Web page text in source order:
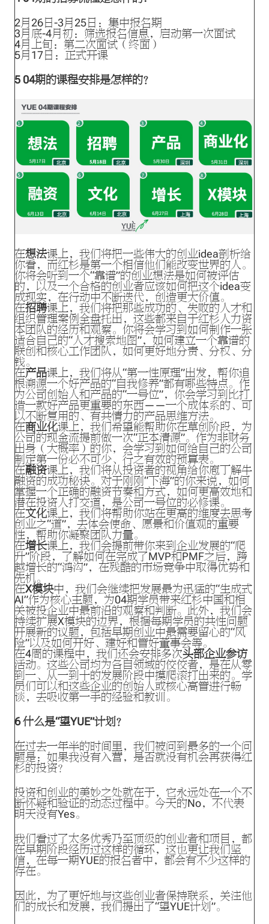
2月26日-3月25日：集中报名期
3月底-4月初：筛选报名信息，启动第一次面试
4月上旬：第二次面试（终面）
5月17日：正式开课
5 04期的课程安排是怎样的？
在想法课上，我们将把一些伟大的创业idea剖析给
你看，而红杉是第一个相信他们能改变世界的人。
你将会听到一个“靠谱”的创业想法是如何被评估
的，以及一个合格的创业者应该如何把这个idea变
成现实，在行动中不断迭代，创造更大价值。
在招聘课上，我们将把那些成功的、失败的人才和
组织管理案例全盘托出，这些都来自于红杉人力资
本团队的经历和观察。你将会学习到如何制作一张
适合自己的“人才搜索地图”，如何建立一个靠谱的
联创和核心工作团队，如何更好地分责、分权、分
钱。
在产品课上，我们将从“第一性原理”出发，帮你追
根溯源一个好产品的“自我修养”都有哪些特点。作
为公司创始人和产品的“一号位”，你会学习到比打
造一款好产品更重要的东西——一个成体系的、可
以不断复用的、有共情力的产品思维方法。
在商业化课上，我们希望能帮助你在草创阶段，为
公司的现金流提前做一次“正本清源”。作为非财务
出身（大概率）的你，会学习到如何给自己的公司
制定第一份必不可少、行之有效的预算表。
在融资课上，我们将从投资者的视角给你庖丁解牛
融资的成功秘诀。对于刚刚“下海”的你来说，如何
掌握一个正确的融资节奏和方式，如何更高效地和
潜在投资人打交道，是公司一号位的必修课。
在文化课上，我们将帮助你站在更高的维度去思考
创业之“道”，去体会使命、愿景和价值观的重要
性，帮助你凝聚团队力量。
在增长课上，我们会提前带你来到企业发展的“爬
升”阶段，了解如何在完成了MVP和PMF之后，跨
越增长的“鸿沟”，在残酷的市场竞争中取得优势和
先机。
在X模块中，我们会继续把发展最为迅猛的“生成式
AI”作为核心主题，为04期学员带来红杉中国和相
关被投企业中最前沿的观察和判断。此外，我们会
持续扩展X模块的边界，根据每期学员的共性问题
开展新的议题，包括早期创业中最需要留心的“风
险”以及如何开好、建好和管好董事会等。
在4周的课程中，我们还会安排多次头部企业参访
活动。这些公司均为各自领域的佼佼者，是在从零
到一、从一到十的发展阶段中摸爬滚打出来的。学
员们可以和这些企业的创始人或核心高管进行畅
谈，去吸收第一手的经验和教训。
6什么是“望YUE”计划？
在过去一年半的时间里，我们被问到最多的一个问
题是：如果我没有入营，是否就没有机会再获得红
杉的投资？
投资和创业的美妙之处就在于，它永远处在一个不
断怀疑和验证的动态过程中。今天的No，不代表
明天没有Yes。
我们看过了太多优秀乃至顶级的创业者和项目，都
在早期阶段经历过这样的循环，这也更让我们坚
信，在每一期YUE的报名者中，都会有不少这样的
存在。
因此，为了更好地与这些创业者保持联系，关注他
们的成长和发展，我们提出了“望YUE计划”。